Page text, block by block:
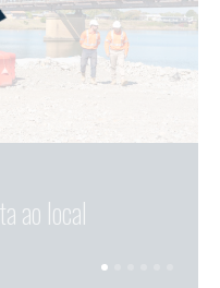
ao local